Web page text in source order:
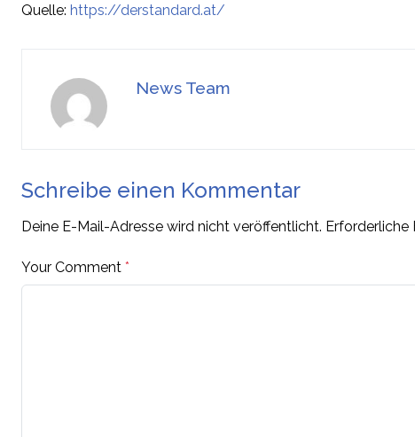
Quelle: https://derstandard.at/
News Team
Schreibe einen Kommentar
Deine E-Mail-Adresse wird nicht veröffentlicht. Erforderliche
Your Comment *